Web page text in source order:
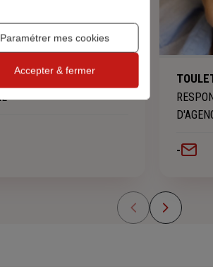
-
Paramétrer mes cookies
Accepter & fermer